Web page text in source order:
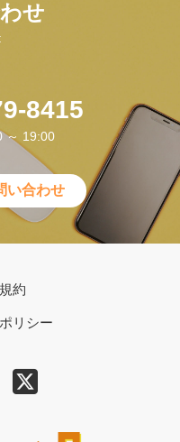
せ
8415
～ 19:00
い合わせ
約
リシー